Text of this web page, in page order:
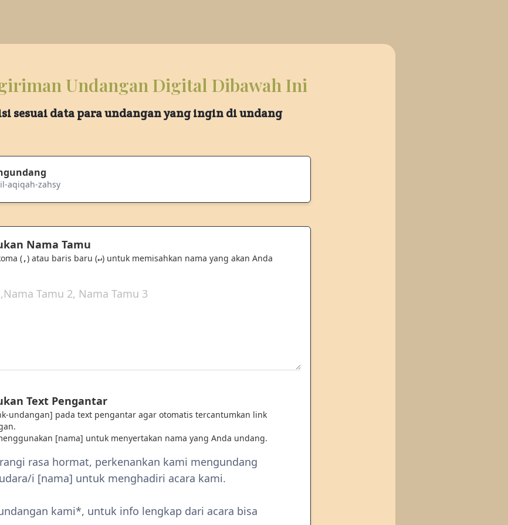
Undangan Digital Dibawah Ini
sesuai data para undangan yang ingin di undang
aqiqah-zahsy
Nama Tamu
(,) atau baris baru (↵) untuk memisahkan nama yang akan Anda
Text Pengantar
undangan] pada text pengantar agar otomatis tercantumkan link
[nama] untuk menyertakan nama yang Anda undang.